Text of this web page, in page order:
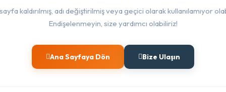
kaldırılmış, adı değiştirilmiş veya geçici olarak kullanılamıyor
Endişelenmeyin, size yardımcı olabiliriz!
Ana Sayfaya Dön Bize Ulaşın